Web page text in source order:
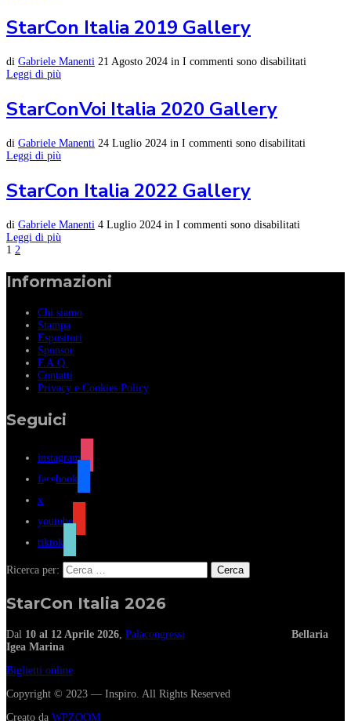
StarCon Italia 2019 Gallery
di Gabriele Manenti 21 Agosto 2024 in I commenti sono disabilitati
Leggi di più
StarConVoi Italia 2020 Gallery
di Gabriele Manenti 24 Luglio 2024 in I commenti sono disabilitati
Leggi di più
StarCon Italia 2022 Gallery
di Gabriele Manenti 4 Luglio 2024 in I commenti sono disabilitati
Leggi di più
1 2
Informazioni
Chi siamo
Stampa
Espositori
Sponsor
F.A.Q.
Contatti
Privacy e Cookies Policy
Seguici
instagram
facebook
x
youtube
tiktok
Ricerca per:
StarCon Italia 2026
Dal 10 al 12 Aprile 2026 Palacongressi
Bellaria
Igea Marina
Biglietti online
Copyright © 2023 — Inspiro. All Rights Reserved
Creato da WPZOOM